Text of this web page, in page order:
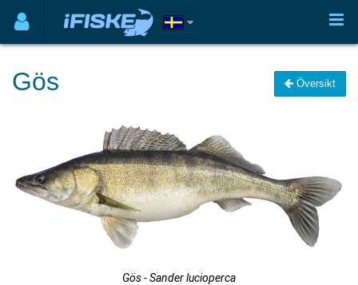
Gös Översikt
Gös - Sander lucioperca